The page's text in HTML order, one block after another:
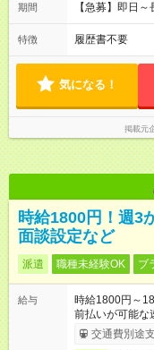
期間 【急募】即日
特徴 履歴書不要
気になる！
掲載元
時給1800円！週3
面談設定など
派遣 職種未経験OK ブ
給与
時給1800円～
前払いが可能な
交通費別途